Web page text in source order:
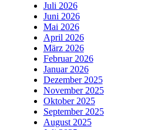
Juli 2026
Juni 2026
Mai 2026
April 2026
März 2026
Februar 2026
Januar 2026
Dezember 2025
November 2025
Oktober 2025
September 2025
August 2025